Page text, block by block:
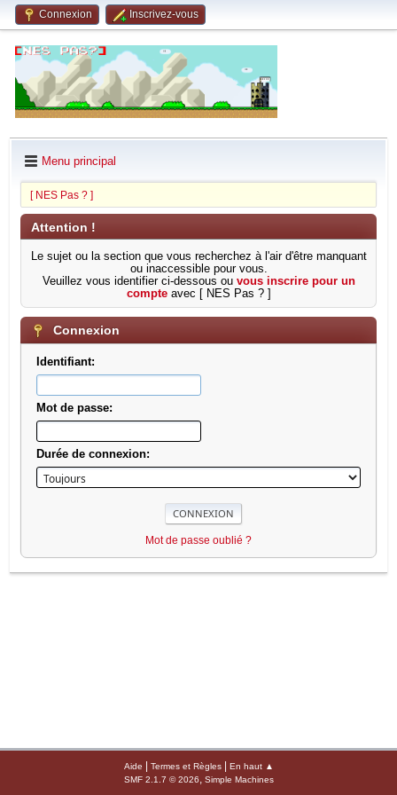
Connexion Inscrivez-vous
Menu principal
[ NES Pas ? ]
Attention !
Le sujet ou la section que vous recherchez à l'air d'être manquant
ou inaccessible pour vous.
Veuillez vous identifier ci-dessous ou vous inscrire pour un
compteavec [ NES Pas ? ]
Connexion
Identifiant:
Mot de passe:
Durée de connexion:
Mot de passe oublié ?
Aide Termes et Règles| En haut ▲
SMF 2.1.7 © 2026
Simple Machines